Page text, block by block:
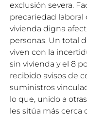
exclusión severa.
precariedad laboral
vivienda digna
personas. Un total
viven con la
sin vivienda y el 8
recibido avisos de
suministros
lo que, unido a
les sitúa más